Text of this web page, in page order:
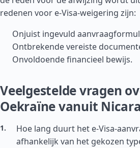
redenen voor e-Visa-weigering zijn:
Onjuist ingevuld
Ontbrekende vereiste
Onvoldoende financieel bewijs.
Veelgestelde vragen
Oekraïne vanuit
Hoe lang duurt het e-Visa-
afhankelijk van het gekozen